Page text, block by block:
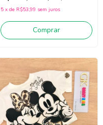
5 x de R$53,99 sem juros
Comprar